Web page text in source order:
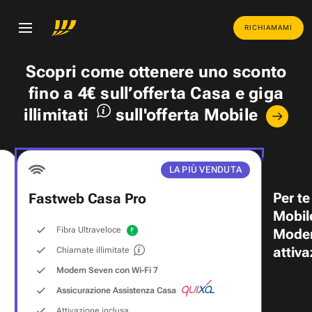
RICHIAMAMI
Scopri come ottenere uno sconto
fino a 4€ sull’offerta Casa egiga
illimitati
sull'offerta Mobile
LA PIÙ VENDUTA
Fastweb Casa Pro
Fibra Ultraveloce
Chiamate illimitate
Modem Seven con Wi‑Fi 7
Assicurazione Assistenza Casa
Per